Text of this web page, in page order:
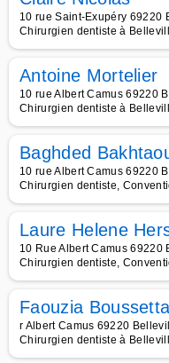
10 rue Saint-Exupéry 69220
Chirurgien dentiste à
Antoine Mortelier
10 rue Albert Camus 69220
Chirurgien dentiste à
Baghded
10 rue Albert Camus 69220
Chirurgien dentiste,
Laure Helene
10 Rue Albert Camus
Chirurgien dentiste,
Faouzia Boussetta
r Albert Camus 69220
Chirurgien dentiste à